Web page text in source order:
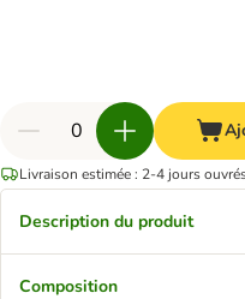
Livraison estimée : 2-4 jours
Description du produit
Composition